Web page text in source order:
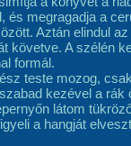
és megragadja a
Aztán elindul
követve. A szélén
formál.
teste mozog,
kezével a rák
látom
a hangját